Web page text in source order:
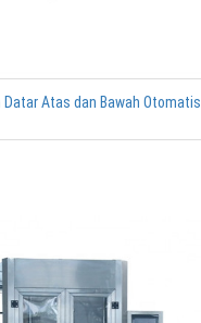
Atas dan Bawah Otomatis